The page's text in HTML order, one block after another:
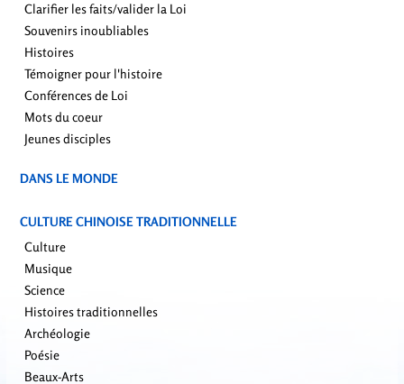
Clarifier les faits/valider la Loi
Souvenirs inoubliables
Histoires
Témoigner pour l'histoire
Conférences de Loi
Mots du coeur
Jeunes disciples
DANS LE MONDE
CULTURE CHINOISE TRADITIONNELLE
Culture
Musique
Science
Histoires traditionnelles
Archéologie
Poésie
Beaux-Arts